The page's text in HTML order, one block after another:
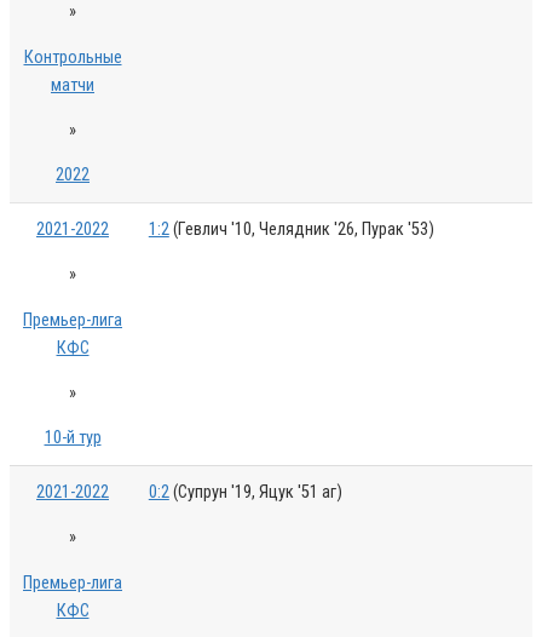
»
Контрольные
матчи
»
2022
2021-2022
»
Премьер-лига
КФС
»
10-й тур
1:2(Гевлич '10, Челядник '26, Пурак '53)
2021-2022
»
Премьер-лига
КФС
0:2(Супрун '19, Яцук '51 аг)